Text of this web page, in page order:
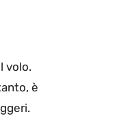
volo.
è